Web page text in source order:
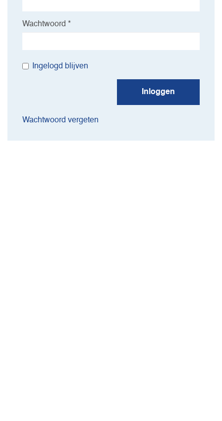
Wachtwoord *
Ingelogd blijven
Inloggen
Wachtwoord vergeten